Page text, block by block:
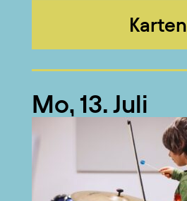
Karten
Mo, 13. Juli